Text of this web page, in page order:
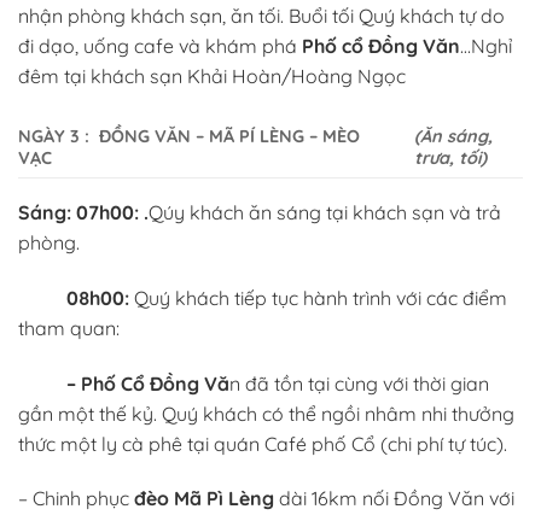
nhận phòng khách sạn, ăn tối. Buổi tối Quý khách tự do
đi dạo, uống cafe và khám phá Phố cổ Đồng Văn…Nghỉ
đêm tại khách sạn Khải Hoàn/Hoàng Ngọc
NGÀY 3 : ĐỒNG VĂN – MÃ PÍ LÈNG – MÈO
VẠC
(Ăn sáng,
trưa, tối)
Sáng: 07h00: .Qúy khách ăn sáng tại khách sạn và trả
phòng.
08h00: Quý khách tiếp tục hành trình với các điểm
tham quan:
– Phố Cổ Đồng Văn đã tồn tại cùng với thời gian
gần một thế kỷ. Quý khách có thể ngồi nhâm nhi thưởng
thức một ly cà phê tại quán Café phố Cổ (chi phí tự túc).
– Chinh phục đèo Mã Pì Lèng dài 16km nối Đồng Văn với